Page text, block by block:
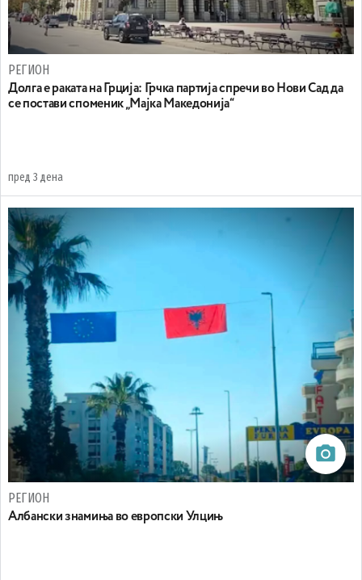
РЕГИОН
Долга е раката на Грција: Грчка партија спречи во Нови Сад да
се постави споменик „Мајка Македонија“
пред 3 дена
РЕГИОН
Aлбански знамиња во европски Улцињ